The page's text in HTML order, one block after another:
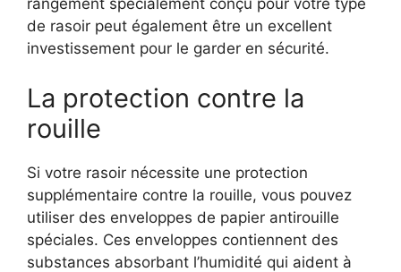
rangement spécialement conçu pour votre type
de rasoir peut également être un excellent
investissement pour le garder en sécurité.
La protection contre la
rouille
Si votre rasoir nécessite une protection
supplémentaire contre la rouille, vous pouvez
utiliser des enveloppes de papier antirouille
spéciales. Ces enveloppes contiennent des
substances absorbant l’humidité qui aident à